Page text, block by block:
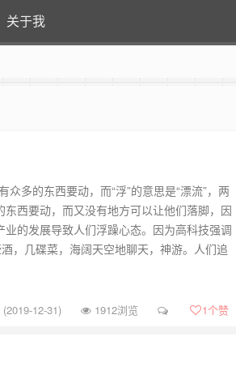
关于我
多的东西要动，而“浮”的意思是“漂流”，两
西要动，而又没有地方可以让他们落脚，因
的发展导致人们浮躁心态。因为高科技强调
，几碟菜，海阔天空地聊天，神游。人们追
12-31) 1912浏览 1个赞